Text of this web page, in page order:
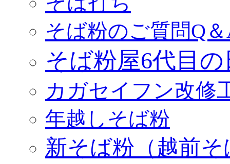
そば粉のご質問Q
そば粉屋6代目
カガセイフン改修
年越しそば粉
新そば粉（越前そ